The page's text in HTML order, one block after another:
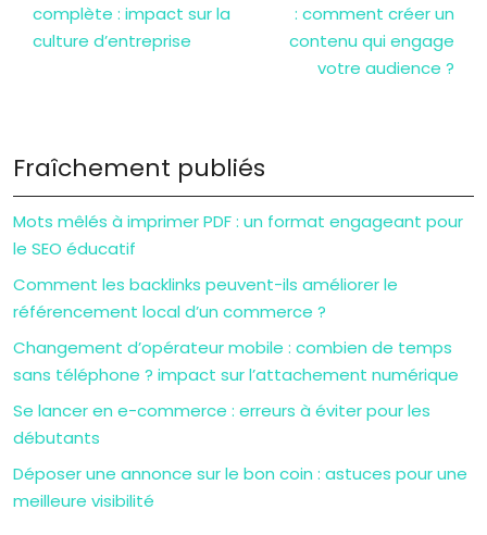
complète : impact sur la
culture d’entreprise
: comment créer un
contenu qui engage
votre audience ?
Fraîchement publiés
Mots mêlés à imprimer PDF : un format engageant pour
le SEO éducatif
Comment les backlinks peuvent-ils améliorer le
référencement local d’un commerce ?
Changement d’opérateur mobile : combien de temps
sans téléphone ? impact sur l’attachement numérique
Se lancer en e-commerce : erreurs à éviter pour les
débutants
Déposer une annonce sur le bon coin : astuces pour une
meilleure visibilité